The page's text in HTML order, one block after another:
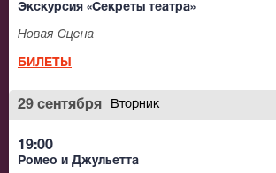
Экскурсия «Секреты театра»
Новая Сцена
БИЛЕТЫ
29 сентября Вторник
19:00
Ромео и Джульетта